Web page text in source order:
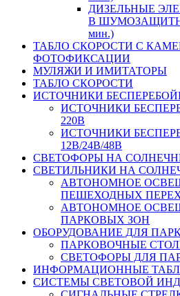
ДИЗЕЛЬНЫЕ
В
мин.)
ТАБЛО СКОРОСТИ С
ФОТОФИКСАЦИИ
МУЛЯЖИ И ИМИТАТОРЫ
ТАБЛО СКОРОСТИ
ИСТОЧНИКИ
ИСТОЧНИКИ
220В
ИСТОЧНИКИ
12В/24В/48В
СВЕТОФОРЫ НА
СВЕТИЛЬНИКИ НА
АВТОНОМНОЕ
ПЕШЕХОДНЫХ
АВТОНОМНОЕ
ПАРКОВЫХ ЗОН
ОБОРУДОВАНИЕ ДЛЯ
ПАРКОВОЧНЫЕ
СВЕТОФОРЫ ДЛЯ
ИНФОРМАЦИОННЫЕ
CИСТЕМЫ СВЕТОВОЙ